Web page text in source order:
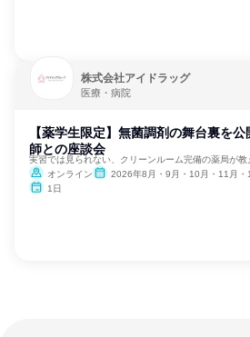
株式会社アイドラッグ
医療・病院
【薬学生限定】無菌調剤の舞台裏を公
師との座談会
オンライン
2026年8月・9月・10月・11月・12月
1日